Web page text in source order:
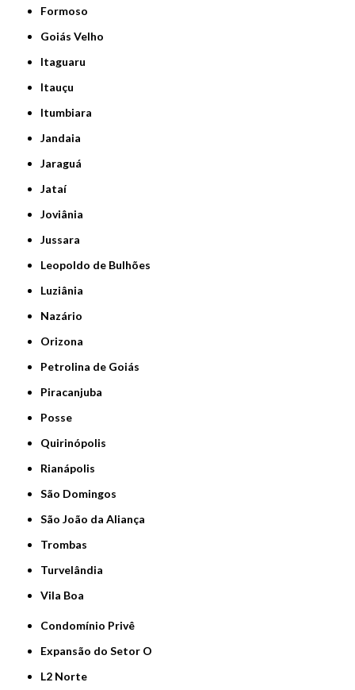
Formoso
Goiás Velho
Itaguaru
Itauçu
Itumbiara
Jandaia
Jaraguá
Jataí
Joviânia
Jussara
Leopoldo de Bulhões
Luziânia
Nazário
Orizona
Petrolina de Goiás
Piracanjuba
Posse
Quirinópolis
Rianápolis
São Domingos
São João da Aliança
Trombas
Turvelândia
Vila Boa
Condomínio Privê
Expansão do Setor O
L2 Norte